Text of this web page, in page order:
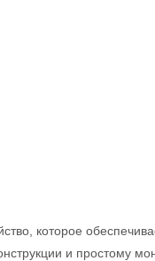
которое
и простому